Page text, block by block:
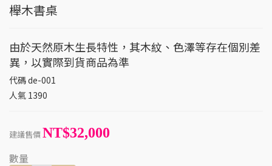
櫸木書桌
由於天然原木生長特性，其木紋、色澤等存在個別差
異，以實際到貨商品為準
代碼de-001
人氣 1390
建議售價NT$32,000
數量